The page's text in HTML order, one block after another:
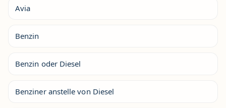
Avia
Benzin
Benzin oder Diesel
Benziner anstelle von Diesel